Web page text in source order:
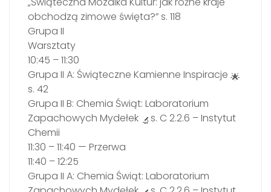
obchodzą zimowe święta?” s. 118
Grupa II
Warsztaty
10:45 – 11:30
Grupa II A: Świąteczne Kamienne Inspiracje
s. 42
Grupa II B: Chemia Świąt: Laboratorium
Zapachowych Mydełek
s. C 2.2.6 – Instytut
Chemii
11:30 – 11:40 — Przerwa
11:40 – 12:25
Grupa II A: Chemia Świąt: Laboratorium